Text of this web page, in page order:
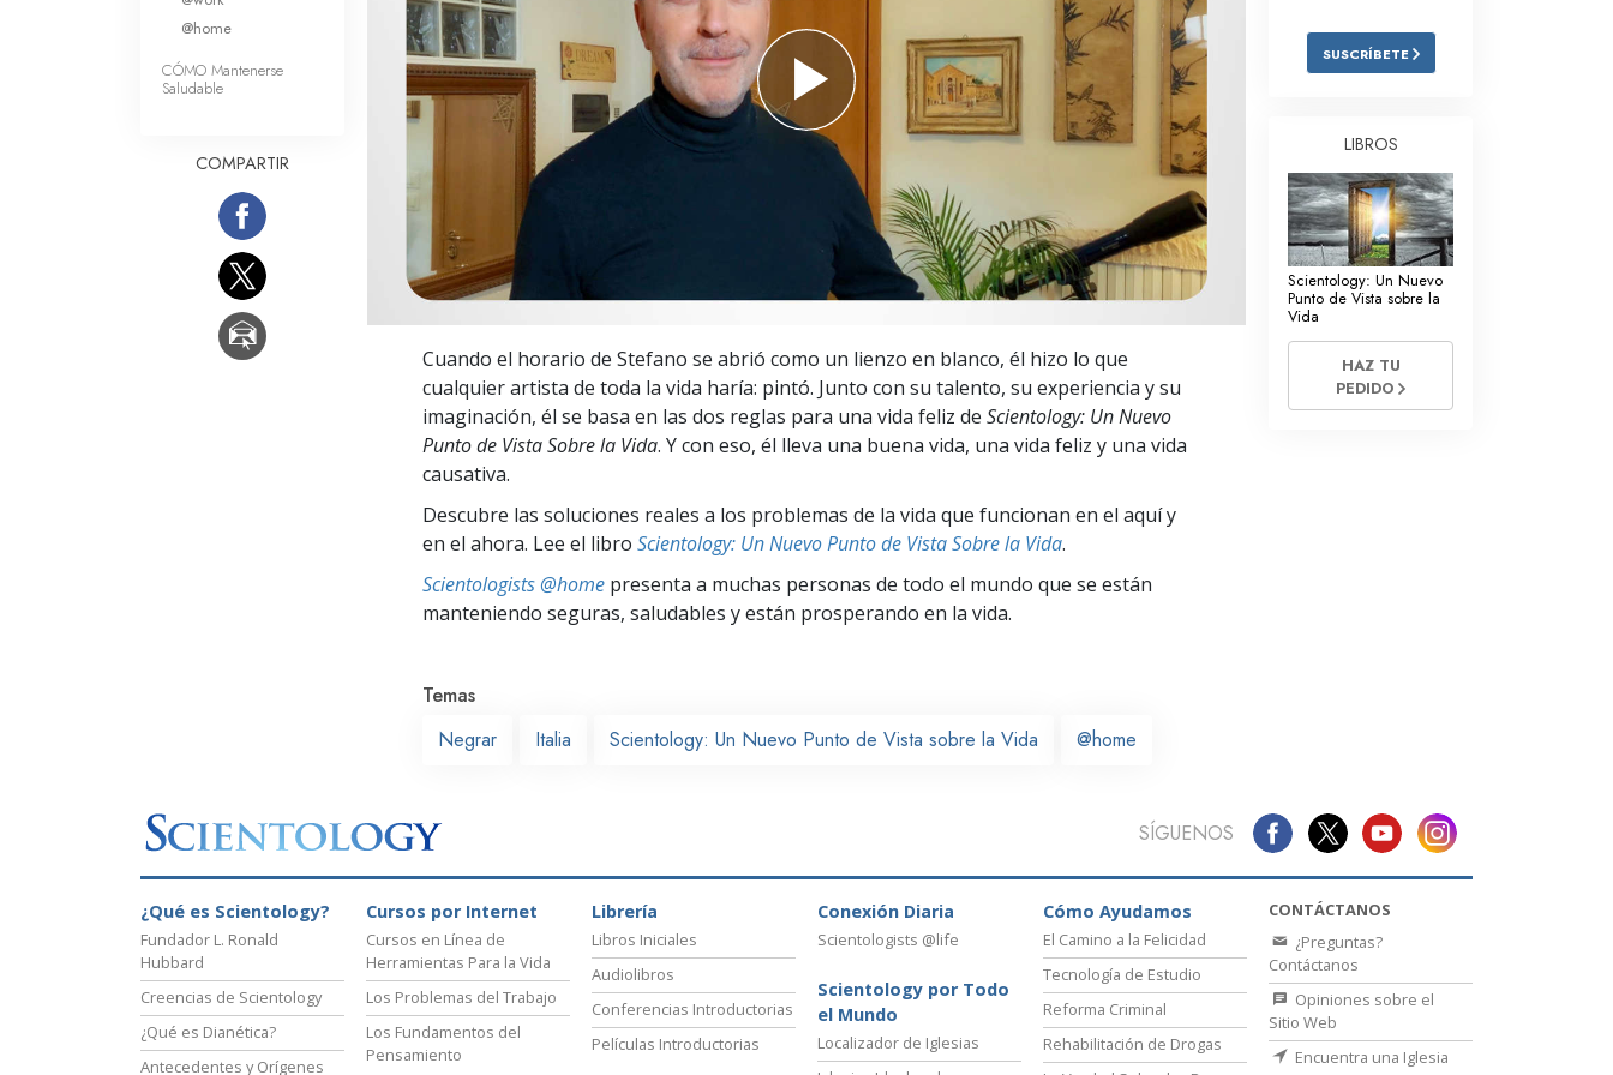
Amor y Odio: ¿Qué es Grandeza?
Respuestas a las Drogas
Los Niños
Herramientas para el Entorno Laboral
La Ética y las
Condiciones
La Causa de la Supresión
Investigaciones
Los Fundamentos de la Organización
Los Fundamentos de las Relaciones
Objetivos y Metas
Cuando el horario de Stefano se abrió como un lienzo en blanco, él hizo lo que
cualquier artista de toda la vida haría: pintó. Junto con su talento, su experiencia y su
imaginación, él se basa en las dos reglas para una vida feliz de Scientology: Un Nuevo
Punto de Vista Sobre la Vida. Y con eso, él lleva una buena vida, una vida feliz y una vida
causativa.
Descubre las soluciones reales a los problemas de la vida que funcionan en el aquí y
en el ahora. Lee el libro Scientology: Un Nuevo Punto de Vista Sobre la Vida.
Scientologists @home presenta a muchas personas de todo el mundo que se están
manteniendo seguras, saludables y están prosperando en la vida.
Temas
Negrar
Italia Scientology: Un Nuevo Punto de Vista sobre la Vida @home
@home
CÓMO Mantenerse
Saludable
COMPARTIR
SUSCRÍBETE
LIBROS
Scientology: Un Nuevo
Punto de Vista sobre la
Vida
HAZ TU
PEDIDO
SÍGUENOS
¿Qué es Scientology?
Fundador L. Ronald
Hubbard
Creencias de Scientology
¿Qué es Dianética?
Antecedentes y Orígenes
Cursos por Internet
Cursos en Línea de
Herramientas Para la Vida
Los Problemas del Trabajo
Los Fundamentos del
Pensamiento
Librería
Libros Iniciales
Audiolibros
Conferencias Introductorias
Películas Introductorias
Conexión Diaria
Scientologists @life
Scientology por Todo
el Mundo
Localizador de Iglesias
Cómo Ayudamos
El Camino a la Felicidad
Tecnología de Estudio
Reforma Criminal
Rehabilitación de Drogas
CONTÁCTANOS
¿Preguntas?
Contáctanos
Opiniones sobre el
Sitio Web
Encuentra una Iglesia